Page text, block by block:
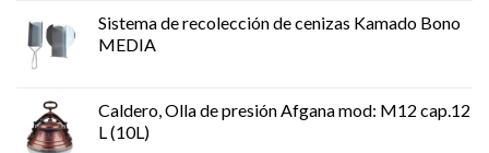
Sistema de recolección de cenizas Kamado Bono
MEDIA
Caldero, Olla de presión Afgana mod: M12 cap.12
L (10L)